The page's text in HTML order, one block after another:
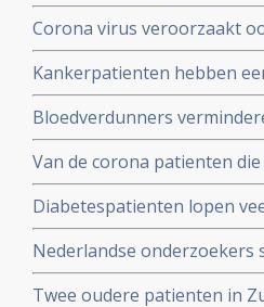
het corona virus.
gerandomiseerd
Corona virus veroorzaakt
de ACE2-receptoren en
onderzoekers aan de
Kankerpatienten hebben
virus blijkt uit studie in
Bloedverdunners
corona virus die een SOHA
hadden bij opname op de
Van de corona patienten
32 procent mensen met
Diabetespatienten lopen
eerste Nederlandse
Nederlandse
patienten die besmet zijn
Twee oudere patienten in